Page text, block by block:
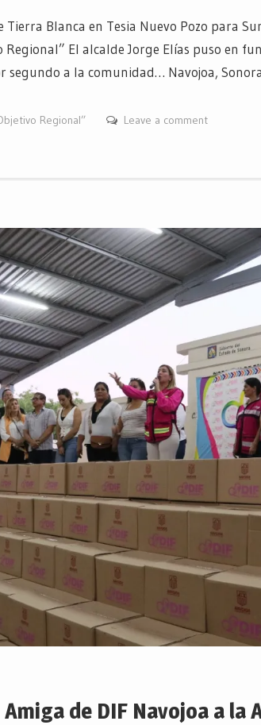
Tierra Blanca en Tesia Nuevo Pozo para
Regional” El alcalde Jorge Elías puso en
segundo a la comunidad… Navojoa,
Regional” Leave a comment
de DIF Navojoa a la